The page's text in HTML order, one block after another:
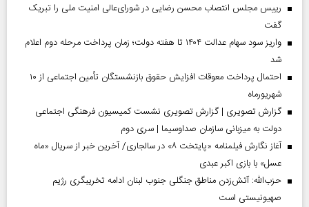
رییس مجلس انتصاب محسن رضایی در شورای‌عالی امنیت ملی را تبریک
گفت
واریز سود سهام عدالت ۱۴۰۴ تا هفته دولت؛ زمان پرداخت مرحله دوم اعلام
شد
احتمال پرداخت معوقات افزایش حقوق بازنشستگان تأمین اجتماعی از ۱۰
شهریورماه
گزارش تصویری | گزارش تصویری نشست کمیسیون فرهنگی اجتماعی
دولت به میزبانی سازمان صداوسیما | سری دوم
آغاز نگارش فیلمنامه «پایتخت ۸» در سالجاری/ آخرین خبر از سریال «ماه
عسل» با بازی اکبر عبدی
حزب‌الله: آتش‌زدن مناطق جنگلی جنوب لبنان ادامه تخریبگری رژیم
صهیونیستی است